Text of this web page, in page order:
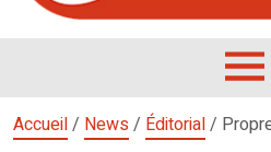
Accueil/ News/ Éditorial/